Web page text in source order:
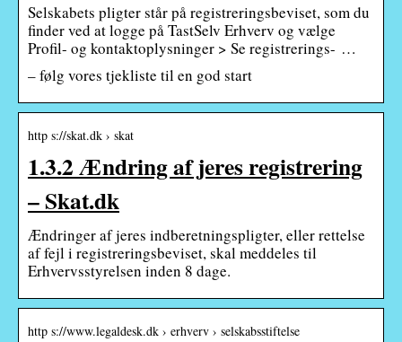
Selskabets pligter står på registreringsbeviset, som du
finder ved at logge på TastSelv Erhverv og vælge
Profil- og kontaktoplysninger > Se registrerings- …
– følg vores tjekliste til en god start
http s://skat.dk › skat
1.3.2 Ændring af jeres registrering
– Skat.dk
Ændringer af jeres indberetningspligter, eller rettelse
af fejl i registreringsbeviset, skal meddeles til
Erhvervsstyrelsen inden 8 dage.
http s://www.legaldesk.dk › erhverv › selskabsstiftelse